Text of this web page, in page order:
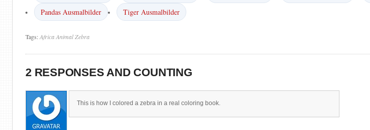
Pandas Ausmalbilder
Tiger Ausmalbilder
Tags:AfricaAnimal Zebra
2 RESPONSES AND COUNTING
This is how I colored a zebra in a real coloring book.